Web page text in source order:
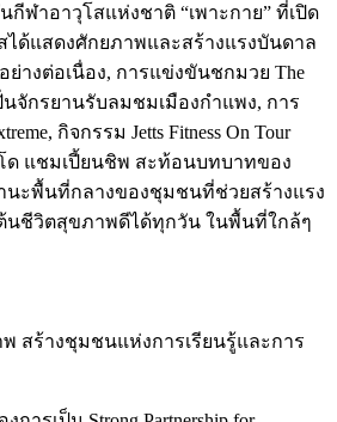
กีฬาอาวุโสแห่งชาติ “เพาะกาย” ที่เปิด
ด้แสดงศักยภาพและสร้างแรงบันดาล
างต่อเนื่อง, การแข่งขันชกมวย The
นจักรยานรับลมชมเมืองกำแพง, การ
กิจกรรม Jetts Fitness On Tour
ด แชมเปี้ยนชิพ สะท้อนบทบาทของ
นะพื้นที่กลางของชุมชนที่ช่วยสร้างแรง
นชีวิตสุขภาพดีได้ทุกวัน ในพื้นที่ใกล้ๆ
สร้างชุมชนแห่งการเรียนรู้และการ